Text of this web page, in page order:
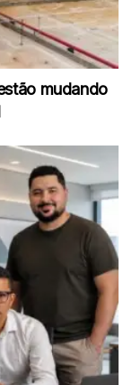
mudando